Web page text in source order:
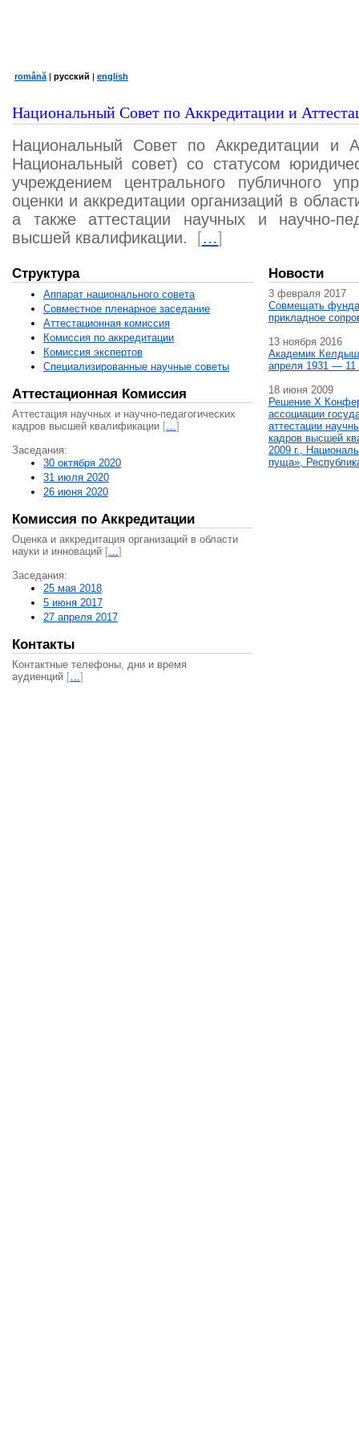
română | русский | english
Национальный Совет по Аккредитации и
Национальный Совет по Аккредитации и
Национальный совет) со статусом
учреждением центрального публичного
оценки и аккредитации организаций в
а также аттестации научных и научно-
высшей квалификации.
[…]
Структура
Аппарат национального совета
Совместное пленарное заседание
Аттестационная комисcия
Комиссия по аккредитации
Комиссия экспертов
Специализированные научные советы
Аттестационная Комиссия
Аттестация научных и научно-педагогических
кадров высшей квалификации […]
Заседания:
30 октября 2020
31 июля 2020
26 июня 2020
Комиссия по Аккредитации
Оценка и аккредитация организаций в области
науки и инноваций […]
Заседания:
25 мая 2018
5 июня 2017
27 апреля 2017
Контакты
Контактные телефоны, дни и время
аудиенций […]
Новости
3 февраля 2017
Совмещать
прикладное
13 ноября 2016
Академик
апреля 1931 — 11
18 июня 2009
Решение X
ассоциации
аттестации
кадров высшей
2009 г.,
пуща»,